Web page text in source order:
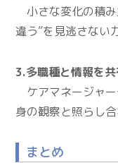
小さな変化の積
違う”を見逃さない
3.多職種と情報を
ケアマネージャ
身の観察と照らし
まとめ